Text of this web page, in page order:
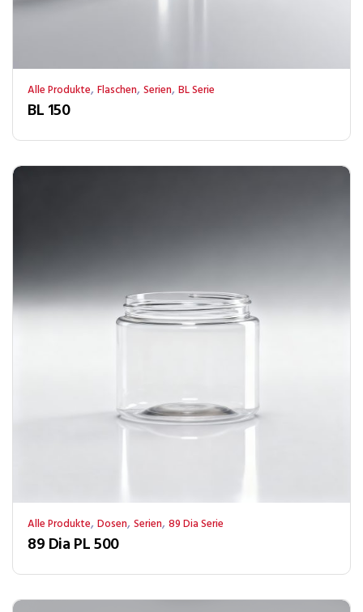
Alle Produkte, Flaschen, Serien, BL Serie
BL 150
Alle Produkte, Dosen, Serien, 89 Dia Serie
89 Dia PL 500